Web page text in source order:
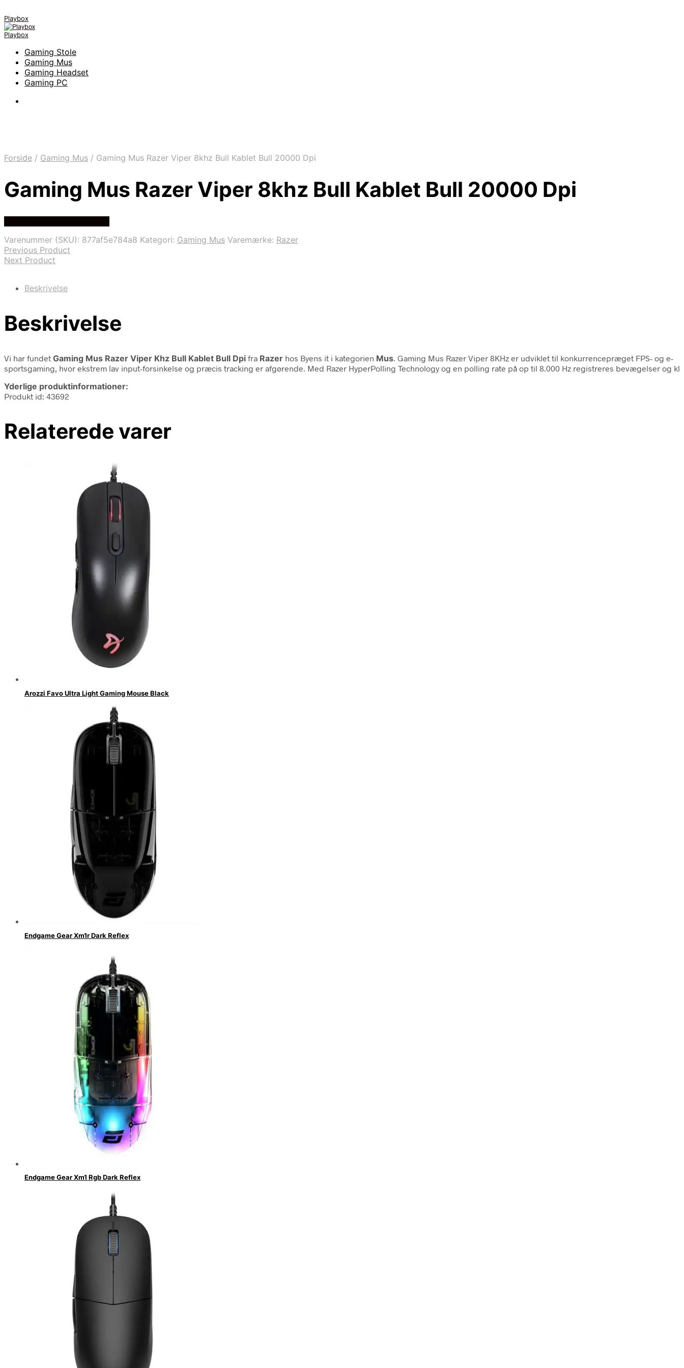
Playbox
Playbox
Gaming Stole
Gaming Mus
Gaming Headset
Gaming PC
Forside / Gaming Mus / Gaming Mus Razer Viper 8khz Bull Kablet Bull 20000 Dpi
Gaming Mus Razer Viper 8khz Bull Kablet Bull 20000 Dpi
Varenummer (SKU): 877af5e784a8 Kategori: Gaming Mus Varemærke: Razer
Previous Product
Next Product
Beskrivelse
Beskrivelse
Vi har fundet Gaming Mus Razer Viper Khz Bull Kablet Bull Dpi fra Razer hos Byens it i kategorien Mus . Gaming Mus Razer Viper 8KHz er udviklet til konkurrencepræget FPS- og e-
sportsgaming, hvor ekstrem lav input-forsinkelse og præcis tracking er afgørende. Med Razer HyperPolling Technology og en polling rate på op til 8.000 Hz registreres bevægelser og kl
Yderlige produktinformationer:
Produkt id: 43692
Relaterede varer
Arozzi Favo Ultra Light Gaming Mouse Black
Endgame Gear Xm1r Dark Reflex
Endgame Gear Xm1 Rgb Dark Reflex